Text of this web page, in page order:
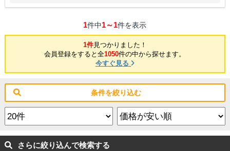
1件中1～1件を表示
1件見つかりました！
会員登録をすると全1050件の中から探せます。
今すぐ見る
条件を絞り込む
さらに絞り込んで検索する